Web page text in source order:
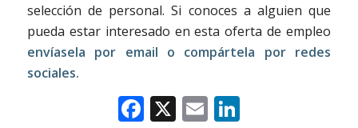
selección de personal. Si conoces a alguien que
pueda estar interesado en esta oferta de empleo
envíasela por email o compártela por redes
sociales.
Facebook
X EmailLinkedIn